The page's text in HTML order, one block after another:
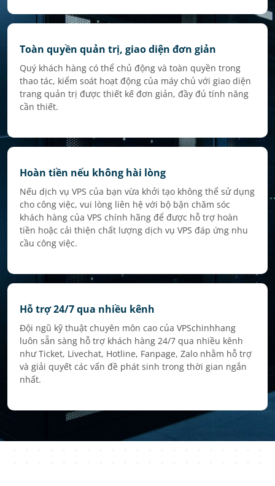
Toàn quyền quản trị, giao diện đơn giản
Quý khách hàng có thể chủ động và toàn quyền trong
thao tác, kiểm soát hoạt động của máy chủ với giao diện
trang quản trị được thiết kế đơn giản, đầy đủ tính năng
cần thiết.
Hoàn tiền nếu không hài lòng
Nếu dịch vụ VPS của bạn vừa khởi tạo không thể sử dụng
cho công việc, vui lòng liên hệ với bộ bận chăm sóc
khách hàng của VPS chính hãng để được hỗ trợ hoàn
tiền hoặc cải thiện chất lượng dịch vụ VPS đáp ứng nhu
cầu công việc.
Hỗ trợ 24/7 qua nhiều kênh
Đội ngũ kỹ thuật chuyên môn cao của VPSchinhhang
luôn sẵn sàng hỗ trợ khách hàng 24/7 qua nhiều kênh
như Ticket, Livechat, Hotline, Fanpage, Zalo nhằm hỗ trợ
và giải quyết các vấn đề phát sinh trong thời gian ngắn
nhất.